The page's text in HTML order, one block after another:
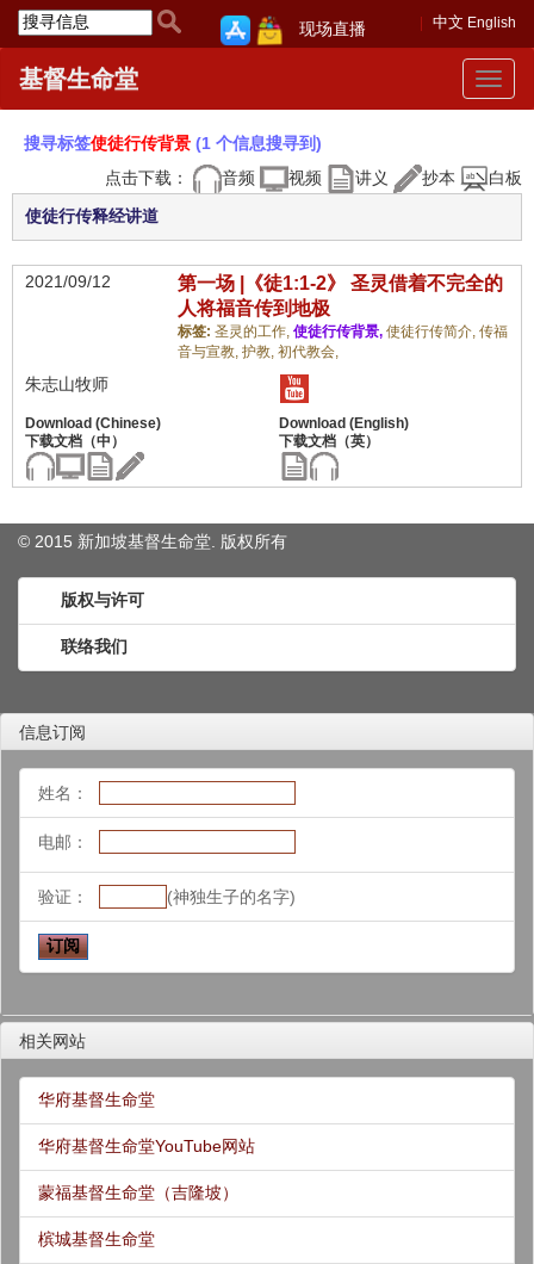
中文 English
现场直播
Toggle
基督生命堂
搜寻标签使徒行传背景 (1 个信息搜寻到)
点击下载：
音频 视频 讲义 抄本 白板
使徒行传释经讲道
2021/09/12
第一场 |《徒1:1-2》 圣灵借着不完全的
人将福音传到地极
标签: 圣灵的工作, 使徒行传背景, 使徒行传简介, 传福
音与宣教, 护教, 初代教会,
朱志山牧师
© 2015 新加坡基督生命堂. 版权所有
版权与许可
联络我们
信息订阅
姓名：
电邮：
验证： (神独生子的名字)
相关网站
华府基督生命堂
华府基督生命堂YouTube网站
蒙福基督生命堂（吉隆坡）
槟城基督生命堂